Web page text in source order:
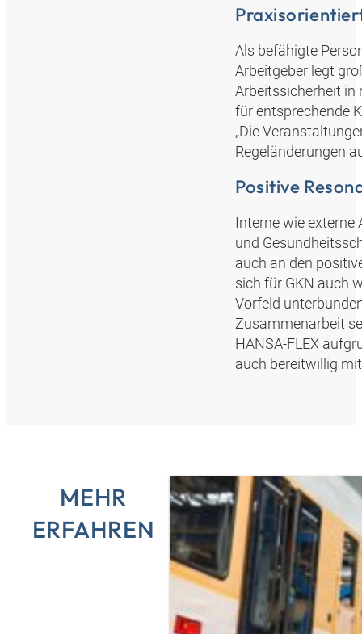
Als befähigte
Arbeitgeber legt
Arbeitssicherheit in
für entsprechende
„Die
Regeländerungen
Positive
Interne wie externe
und
auch an den
sich für GKN auch
Vorfeld
Zusammenarbeit
HANSA‑FLEX
auch bereitwillig
MEHR
ERFAHREN